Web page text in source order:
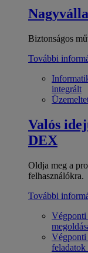
Biztonságos
További
integrált
Valós
DEX
Oldja meg a
felhasználókra.
További
Végponti
Végponti
feladatok